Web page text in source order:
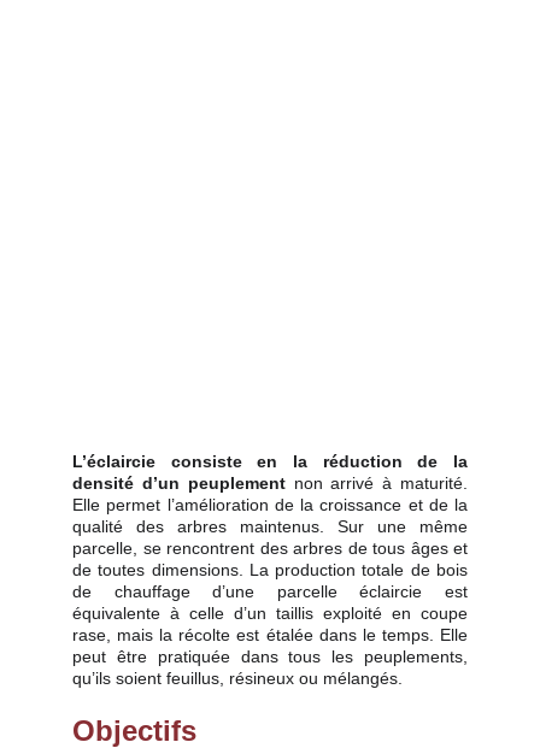
Objectifs
L’éclaircie consiste en la réduction de la
densité d’un peuplement non arrivé à maturité.
Elle permet l’amélioration de la croissance et de la
qualité des arbres maintenus. Sur une même
parcelle, se rencontrent des arbres de tous âges et
de toutes dimensions. La production totale de bois
de chauffage d’une parcelle éclaircie est
équivalente à celle d’un taillis exploité en coupe
rase, mais la récolte est étalée dans le temps. Elle
peut être pratiquée dans tous les peuplements,
qu’ils soient feuillus, résineux ou mélangés.